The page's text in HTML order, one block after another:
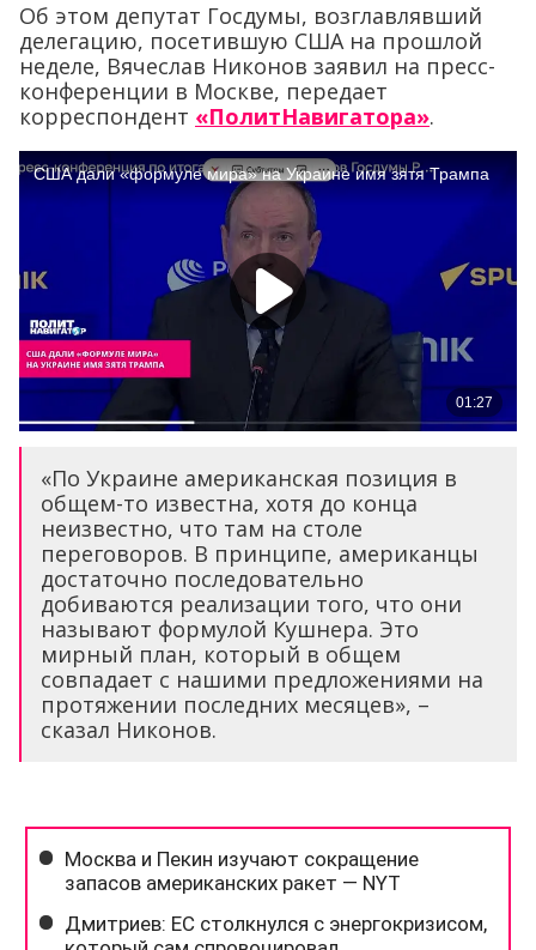
Об этом депутат Госдумы, возглавлявший
делегацию, посетившую США на прошлой
неделе, Вячеслав Никонов заявил на пресс-
конференции в Москве, передает
корреспондент «ПолитНавигатора».
«По Украине американская позиция в
общем-то известна, хотя до конца
неизвестно, что там на столе
переговоров. В принципе, американцы
достаточно последовательно
добиваются реализации того, что они
называют формулой Кушнера. Это
мирный план, который в общем
совпадает с нашими предложениями на
протяжении последних месяцев», –
сказал Никонов.